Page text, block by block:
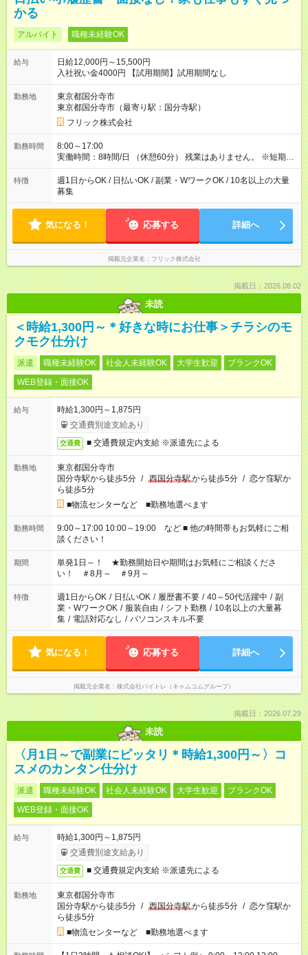
かる
アルバイト 職種未経験OK
給与
日給12,000円～15,500円
入社祝い金4000円 【試用期間】試用期間なし
勤務地
東京都国分寺市
東京都国分寺市（最寄り駅：国分寺駅）
フリック株式会社
勤務時間
8:00～17:00
実働時間：8時間/日 （休憩60分） 残業はありません。 ※短期の
募集は行っておりません。予めご了承くださいませ。
特徴
週1日からOK / 日払いOK / 副業・WワークOK / 10名以上の大量
募集
気になる！ 応募する 詳細へ
掲載元企業名 フリック株式会社
掲載日：2026.08.02
未読
＜時給1,300円～＊好きな時にお仕事＞チラシのモ
クモク仕分け
派遣 職種未経験OK 社会人未経験OK 大学生歓迎
ブランクOK
WEB登録・面接OK
給与
時給1,300円～1,875円
交通費別途支給あり
交通費 ■ 交通費規定内支給 ※派遣先による
勤務地
東京都国分寺市
国分寺駅から徒歩5分 / 西国分寺駅から徒歩5分 / 恋ケ窪駅か
ら徒歩5分
■物流センターなど ■勤務地選べます
勤務時間
9:00～17:00 10:00～19:00 など ■ 他の時間帯もお気軽にご相
談ください！
期間
単発1日～！ ★勤務開始日や期間はお気軽にご相談くださ
い！ ＃8月～ ＃9月～
特徴 週1日からOK / 日払いOK / 履歴書不要 / 40～50代活躍中 / 副
業・WワークOK / 服装自由 / シフト勤務 / 10名以上の大量募
集 / 電話対応なし / パソコンスキル不要
気になる！ 応募する 詳細へ
掲載元企業名 株式会社バイトレ（キャムコムグループ）
掲載日：2026.07.29
未読
〈月1日～で副業にピッタリ＊時給1,300円～〉コ
スメのカンタン仕分け
派遣 職種未経験OK 社会人未経験OK 大学生歓迎
ブランクOK
WEB登録・面接OK
給与
時給1,300円～1,875円
交通費別途支給あり
交通費 ■ 交通費規定内支給 ※派遣先による
勤務地
東京都国分寺市
国分寺駅から徒歩5分 / 西国分寺駅から徒歩5分 / 恋ケ窪駅か
ら徒歩5分
■物流センターなど ■勤務地選べます